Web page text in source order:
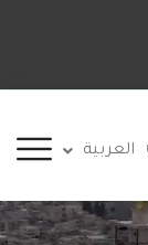
العربية